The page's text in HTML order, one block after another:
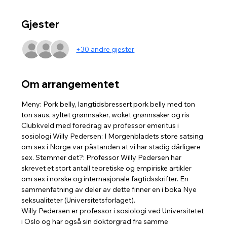
Gjester
+30 andre gjester
Om arrangementet
Meny: Pork belly, langtidsbressert pork belly med ton
ton saus, syltet grønnsaker, woket grønnsaker og ris
Clubkveld med foredrag av professor emeritus i
sosiologi Willy Pedersen: I Morgenbladets store satsing
om sex i Norge var påstanden at vi har stadig dårligere
sex. Stemmer det?: Professor Willy Pedersen har
skrevet et stort antall teoretiske og empiriske artikler
om sex i norske og internasjonale fagtidsskrifter. En
sammenfatning av deler av dette finner en i boka Nye
seksualiteter (Universitetsforlaget).
Willy Pedersen er professor i sosiologi ved Universitetet
i Oslo og har også sin doktorgrad fra samme